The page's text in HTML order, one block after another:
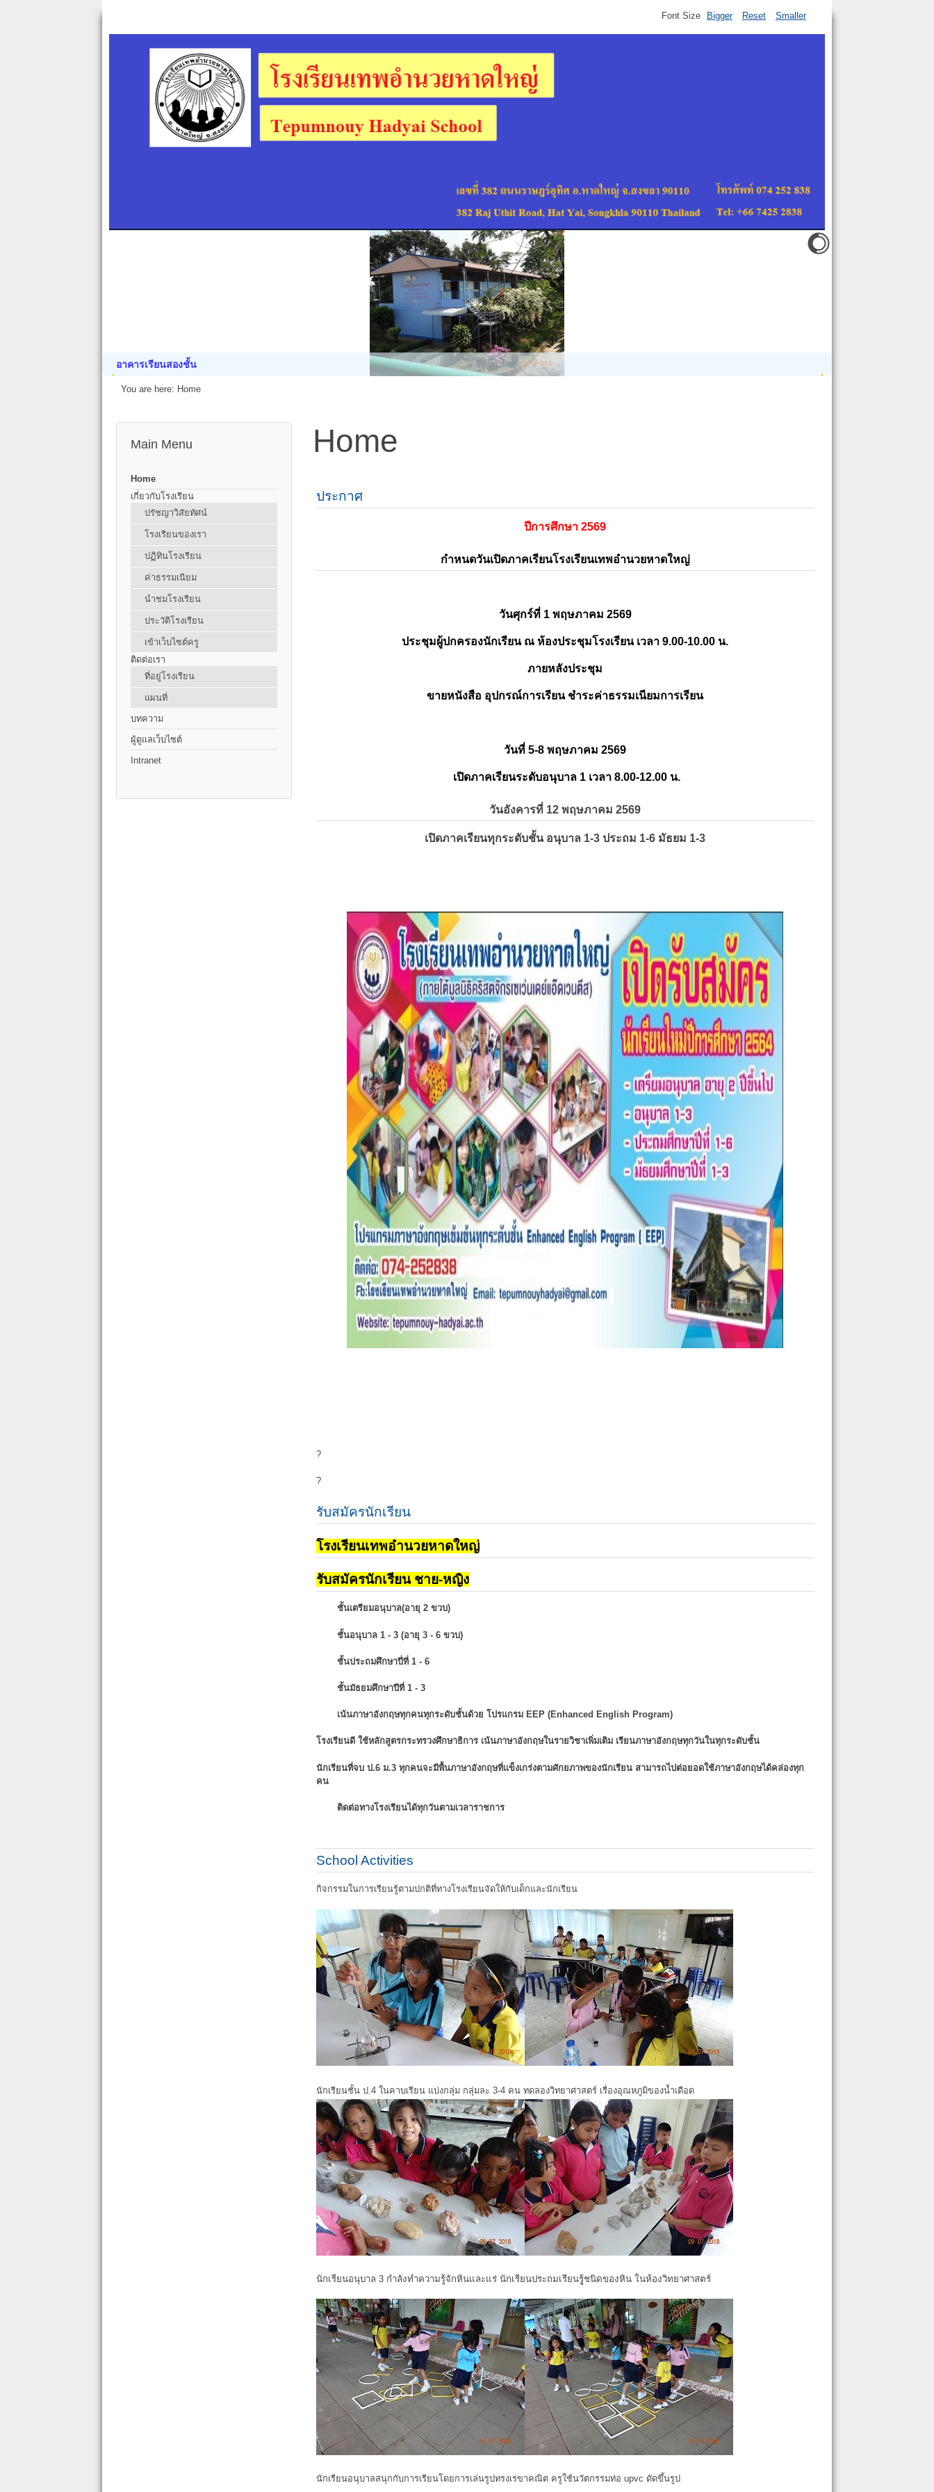
อาคารเรียนสองชั้น
Font Size Bigger Reset Smaller
You are here: Home
Main Menu
Home
เกี่ยวกับโรงเรียน
ปรัชญาวิสัยทัศน์
โรงเรียนของเรา
ปฏิทินโรงเรียน
ค่าธรรมเนียม
นำชมโรงเรียน
ประวัติโรงเรียน
เข้าเว็บไซต์ครู
ติดต่อเรา
ที่อยู่โรงเรียน
แผนที่
บทความ
ผู้ดูแลเว็บไซต์
Intranet
Home
ประกาศ
ปีการศึกษา 2569
กำหนดวันเปิดภาคเรียนโรงเรียนเทพอำนวยหาดใหญ่
วันศุกร์ที่ 1 พฤษภาคม 2569
ประชุมผู้ปกครองนักเรียน ณ ห้องประชุมโรงเรียน เวลา 9.00-10.00 น.
ภายหลังประชุม
ขายหนังสือ อุปกรณ์การเรียน ชำระค่าธรรมเนียมการเรียน
วันที่ 5-8 พฤษภาคม 2569
เปิดภาคเรียนระดับอนุบาล 1 เวลา 8.00-12.00 น.
วันอังคารที่ 12 พฤษภาคม 2569
เปิดภาคเรียนทุกระดับชั้น อนุบาล 1-3 ประถม 1-6 มัธยม 1-3
?
?
รับสมัครนักเรียน
โรงเรียนเทพอำนวยหาดใหญ่
รับสมัครนักเรียน ชาย-หญิง
ชั้นเตรียมอนุบาล(อายุ 2 ขวบ)
ชั้นอนุบาล 1 - 3 (อายุ 3 - 6 ขวบ)
ชั้นประถมศึกษาปี่ที่ 1 - 6
ชั้นมัธยมศึกษาปีที่ 1 - 3
เน้นภาษาอังกฤษทุกคนทุกระดับชั้นด้วย โปรแกรม EEP (Enhanced English Program)
โรงเรียนดี ใช้หลักสูตรกระทรวงศึกษาธิการ เน้นภาษาอังกฤษในรายวิชาเพิ่มเติม เรียนภาษาอังกฤษทุกวันในทุกระดับชั้น
นักเรียนที่จบ ป.6 ม.3 ทุกคนจะมีพื้นภาษาอังกฤษที่แข็งเกร่งตามศักยภาพของนักเรียน สามารถไปต่อยอดใช้ภาษาอังกฤษได้คล่องทุก
คน
ติดต่อทางโรงเรียนได้ทุกวันตามเวลาราชการ
School Activities
กิจกรรมในการเรียนรู้ตามปกติที่ทางโรงเรียนจัดให้กับเด็กและนักเรียน
นักเรียนชั้น ป.4 ในคาบเรียน แบ่งกลุ่ม กลุ่มละ 3-4 คน ทดลองวิทยาศาสตร์ เรื่องอุณหภูมิของน้ำเดือด
นักเรียนอนุบาล 3 กำลังทำความรู้จักหินและแร่ นักเรียนประถมเรียนรูู้ชนิดของหิน ในห้องวิทยาศาสตร์
นักเรียนอนุบาลสนุกกับการเรียนโดยการเล่นรูปทรงเรขาคณิต ครูใช้นวัตกรรมท่อ upvc ดัดขึ้นรูป